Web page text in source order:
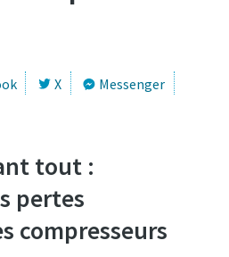
X
Messenger
tout :
pertes
compresseurs